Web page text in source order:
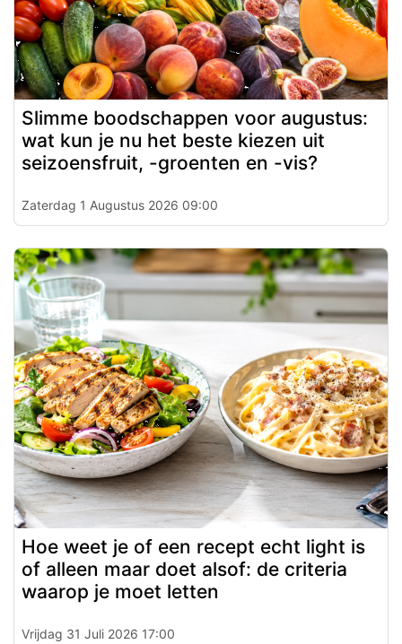
Slimme boodschappen voor augustus:
wat kun je nu het beste kiezen uit
seizoensfruit, -groenten en -vis?
Zaterdag 1 Augustus 2026 09:00
Hoe weet je of een recept echt light is
of alleen maar doet alsof: de criteria
waarop je moet letten
Vrijdag 31 Juli 2026 17:00